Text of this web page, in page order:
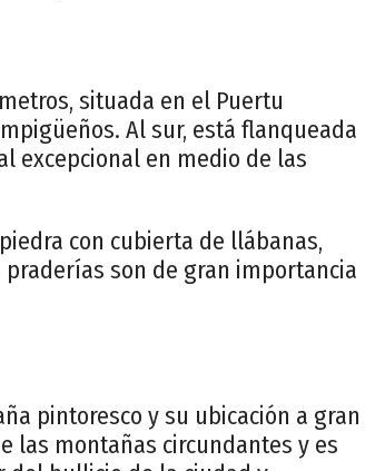
situada en el Puertu
Al sur, está flanqueada
excepcional en medio de las
con cubierta de llábanas,
son de gran importancia
pintoresco y su ubicación a gran
las montañas circundantes y es